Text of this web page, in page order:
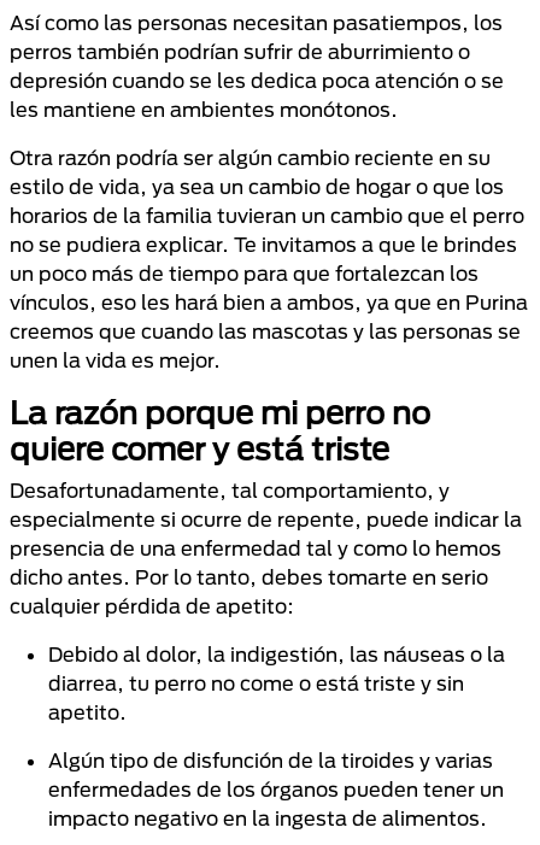
Así como las personas necesitan pasatiempos, los
perros también podrían sufrir de aburrimiento o
depresión cuando se les dedica poca atención o se
les mantiene en ambientes monótonos.
Otra razón podría ser algún cambio reciente en su
estilo de vida, ya sea un cambio de hogar o que los
horarios de la familia tuvieran un cambio que el perro
no se pudiera explicar. Te invitamos a que le brindes
un poco más de tiempo para que fortalezcan los
vínculos, eso les hará bien a ambos, ya que en Purina
creemos que cuando las mascotas y las personas se
unen la vida es mejor.
La razón porque mi perro no
quiere comer y está triste
Desafortunadamente, tal comportamiento, y
especialmente si ocurre de repente, puede indicar la
presencia de una enfermedad tal y como lo hemos
dicho antes. Por lo tanto, debes tomarte en serio
cualquier pérdida de apetito:
Debido al dolor, la indigestión, las náuseas o la
diarrea, tu perro no come o está triste y sin
apetito.
Algún tipo de disfunción de la tiroides y varias
enfermedades de los órganos pueden tener un
impacto negativo en la ingesta de alimentos.